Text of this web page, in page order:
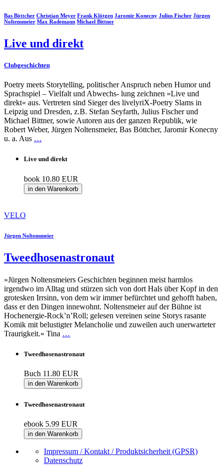
Bas Böttcher Christian Meyer Frank Klötgen Jaromir Konecny Julius Fischer Jürgen
Noltensmeier Max Rademann Michael Bittner
Live und direkt
Clubgeschichten
Poetry meets Storytelling, politischer Anspruch neben Humor und
Sprachspiel – Vielfalt und Abwechs- lung zeichnen »Live und
direkt« aus. Vertreten sind Sieger des livelyriX-Poetry Slams in
Leipzig und Dresden, z.B. Stefan Seyfarth, Julius Fischer und
Michael Bittner, sowie Autoren aus der ganzen Republik, wie
Robert Weber, Jürgen Noltensmeier, Bas Böttcher, Jaromir Konecny
u. a. Aus …
Live und direkt
book 10.80 EUR
in den Warenkorb
VELO
Jürgen Noltensmeier
Tweedhosenastronaut
»Jürgen Noltensmeiers Geschichten beginnen meist harmlos
irgendwo im Alltag und stürzen sich von dort Hals über Kopf in den
grotesken Irrsinn, von dem wir immer befürchtet und gehofft haben,
dass er den Dingen innewohnt. Noltensmeier auf der Bühne ist
Hochenergie-Rock’n’Roll; gelesen vereinen seine Storys rasante
Komik mit belustigter Melancholie und zuweilen auch unerwarteter
Traurigkeit.« Tina …
Tweedhosenastronaut
Buch 11.80 EUR
in den Warenkorb
Tweedhosenastronaut
ebook 5.99 EUR
in den Warenkorb
Impressum / Kontakt / Produktsicherheit (GPSR)
Datenschutz